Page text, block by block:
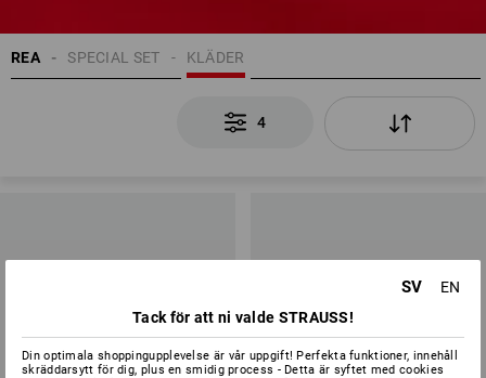
REA KLÄDER
SPECIAL SET
4
SV
EN
Tack för att ni valde STRAUSS!
Din optimala shoppingupplevelse är vår uppgift! Perfekta funktioner, innehåll
skräddarsytt för dig, plus en smidig process - Detta är syftet med cookies